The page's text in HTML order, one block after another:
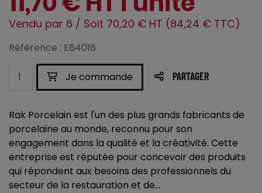
Vendu par 6 / Soit 70,20 € HT (84,24 € TTC)
Référence : E64016
Je commande PARTAGER
Rak Porcelain est l'un des plus grands fabricants de
porcelaine au monde, reconnu pour son
engagement dans la qualité et la créativité. Cette
entreprise est réputée pour concevoir des produits
qui répondent aux besoins des professionnels du
secteur de la restauration et de...